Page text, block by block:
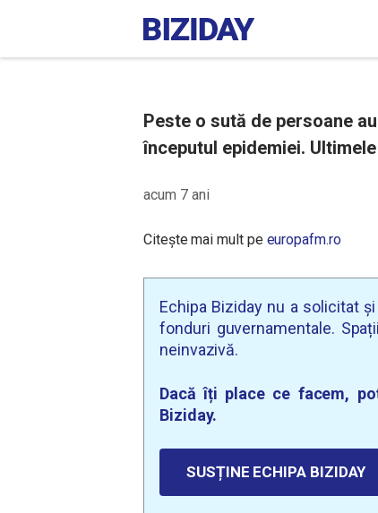
Peste o sută de persoane
începutul epidemiei.
acum 7 ani
Citește mai mult pe europafm.ro
Echipa Biziday nu a solicitat
fonduri guvernamentale.
neinvazivă.
Dacă îți place ce facem,
Biziday.
SUSȚINE ECHIPA BIZIDAY